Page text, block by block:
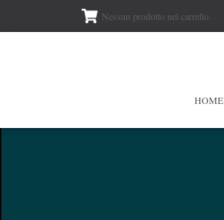
Nessun prodotto nel carrello.
HOME